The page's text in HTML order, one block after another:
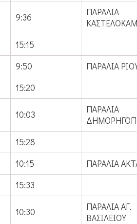
9:36
ΠΑΡΑΛΙΑ
15:15
9:50
ΠΑΡΑΛΙΑ
15:20
10:03
ΠΑΡΑΛΙΑ
15:28
10:15
ΠΑΡΑΛΙΑ
15:33
10:30
ΠΑΡΑΛΙΑ ΑΓ.
ΒΑΣΙΛΕΙΟΥ